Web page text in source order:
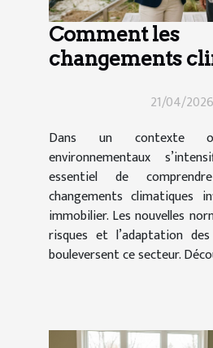
Comment les
changements
immobilier ?21/04/2026
Dans un contexte
environnementaux
essentiel de
changements climatiques
immobilier. Les nouvelles
risques et l’adaptation
bouleversent ce secteur.